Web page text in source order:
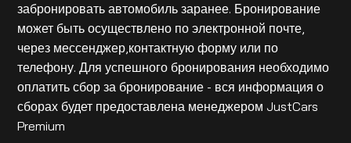
забронировать автомобиль заранее. Бронирование
может быть осуществлено по электронной почте,
через мессенджер,контактную форму или по
телефону. Для успешного бронирования необходимо
оплатить сбор за бронирование - вся информация о
сборах будет предоставлена менеджером JustCars
Premium